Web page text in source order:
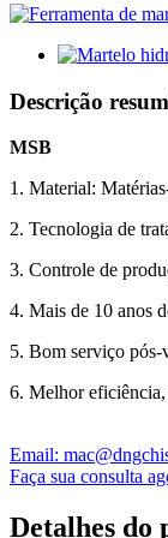
Descrição
MSB
1. Material:
2. Tecnologia de
3. Controle de
4. Mais de 10 anos
5. Bom serviço pós-
6. Melhor eficiência,
Email:
Faça sua consulta
Detalhes do